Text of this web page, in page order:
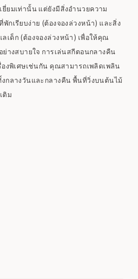
ยมเท่านั้น แต่ยังมีสิ่งอำนวยความ
กเรียบง่าย (ต้องจองล่วงหน้า) และสิ่ง
เด็ก (ต้องจองล่วงหน้า) เพื่อให้คุณ
ย่างสบายใจ การเล่นสกีตอนกลางคืน
องพิเศษเช่นกัน คุณสามารถเพลิดเพลิน
กลางวันและกลางคืน พื้นที่วิ่งบนต้นไม้
ติม